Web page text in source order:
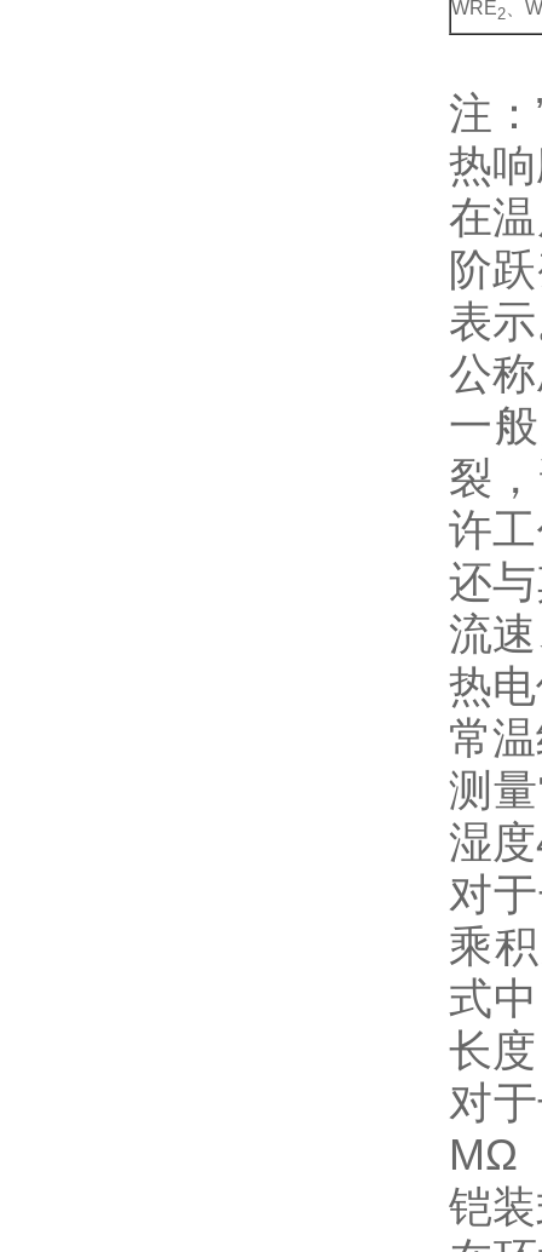
WRE2 、
注
热
在
阶
表
公
一
裂
许
还
流
热
常
测
湿
对
乘
式
长
对
MΩ
铠